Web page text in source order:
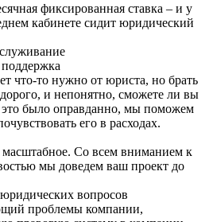
фиксированная ставка – и у
кабинете сидит юридический
что-то нужно от юриста, но брать
и непонятно, сможете ли вы
это было оправданно, мы поможем
его в расходах.
Со всем вниманием к
мы доведем ваш проект до
вопросов
проблемы компании,